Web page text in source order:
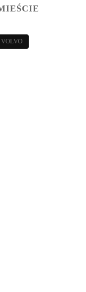
VOLVO